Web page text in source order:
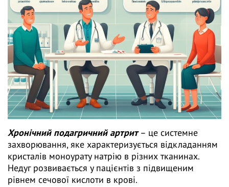
Хронічний подагричний артрит– це системне
захворювання, яке характеризується відкладанням
кристалів моноурату натрію в різних тканинах.
Недуг розвивається у пацієнтів з підвищеним
рівнем сечової кислоти в крові.